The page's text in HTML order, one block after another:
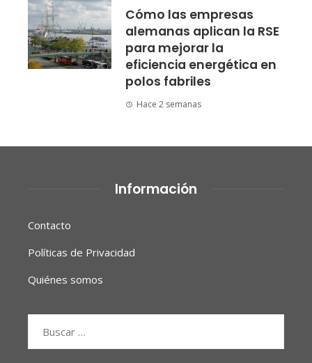
Cómo las empresas
alemanas aplican la RSE
para mejorar la
eficiencia energética en
polos fabriles
Hace 2 semanas
Información
Contacto
Políticas de Privacidad
Quiénes somos